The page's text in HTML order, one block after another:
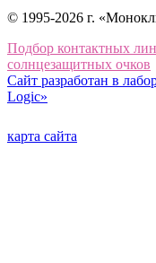
© 1995-2026 г.
Подбор контактных
солнцезащитных очков
Сайт разработан в
Logic»
карта сайта